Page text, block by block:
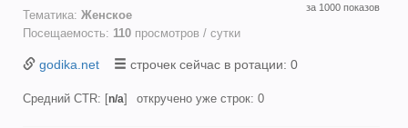
за 1000 показов
Тематика: Женское
Посещаемость: 110 просмотров / сутки
godika.net строчек сейчас в ротации: 0
Средний CTR: [n/a] откручено уже строк: 0